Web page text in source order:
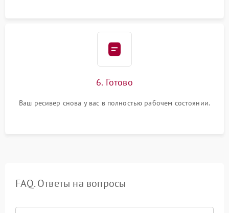
6. Готово
Ваш ресивер снова у вас в полностью рабочем состоянии.
FAQ. Ответы на вопросы